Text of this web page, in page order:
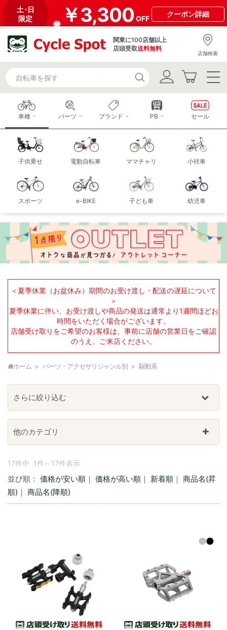
土･日
限定
￥3,300OFF
クーポン詳細
関東に100店舗以上
店頭受取送料無料
店舗検索
車種
子供乗せ 電動自転車 ママチャリ 小径車
スポーツ e-BIKE 子ども車 幼児車
パーツ ブランド PB セール
＜夏季休業（お盆休み）期間のお受け渡し・配送の遅延について
＞
夏季休業に伴い、お受け渡しや商品の発送は通常より1週間ほどお
時間をいただく場合がございます。
店舗受け取りをご希望のお客様は、事前に店舗の営業日をご確認
のうえ、ご来店ください。
ホーム パーツ・アクセサリジャンル別 駆動系
17件中 1件～17件表示
並び順： 価格が安い順 ｜ 価格が高い順 ｜ 新着順 ｜ 商品名(昇
順) ｜ 商品名(降順)
さらに絞り込む
他のカテゴリ